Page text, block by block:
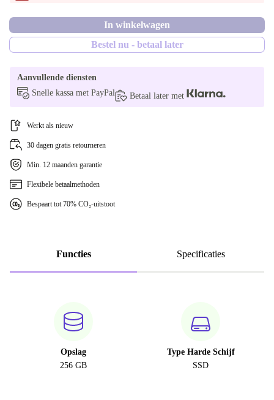
SE (QWERTY)
In winkelwagen
Bestel nu - betaal later
Aanvullende diensten
Snelle kassa met PayPal
Betaal later met
Werkt als nieuw
30 dagen gratis retourneren
Min. 12 maanden garantie
Flexibele betaalmethoden
Bespaart tot 70% CO₂-uitstoot
Functies Specificaties
Opslag
256 GB
Type Harde Schijf
SSD